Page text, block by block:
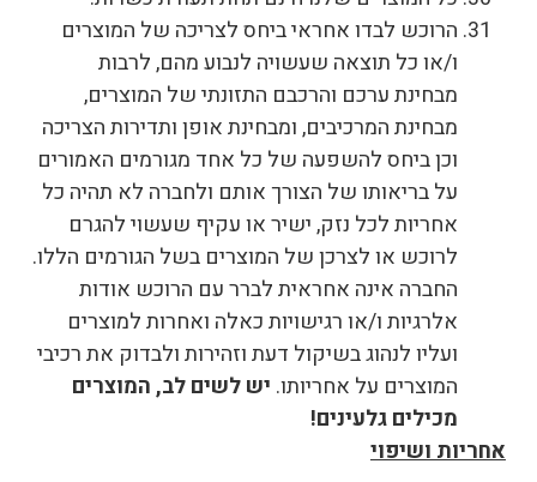
הרוכש לבדו אחראי ביחס לצריכה של המוצרים
ו/או כל תוצאה שעשויה לנבוע מהם, לרבות
מבחינת ערכם והרכבם התזונתי של המוצרים,
מבחינת המרכיבים, ומבחינת אופן ותדירות הצריכה
וכן ביחס להשפעה של כל אחד מגורמים האמורים
על בריאותו של הצורך אותם ולחברה לא תהיה כל
אחריות לכל נזק, ישיר או עקיף שעשוי להגרם
לרוכש או לצרכן של המוצרים בשל הגורמים הללו.
החברה אינה אחראית לברר עם הרוכש אודות
אלרגיות ו/או רגישויות כאלה ואחרות למוצרים
ועליו לנהוג בשיקול דעת וזהירות ולבדוק את רכיבי
המוצרים על אחריותו. יש לשים לב, המוצרים
מכילים גלעינים!
אחריות ושיפוי